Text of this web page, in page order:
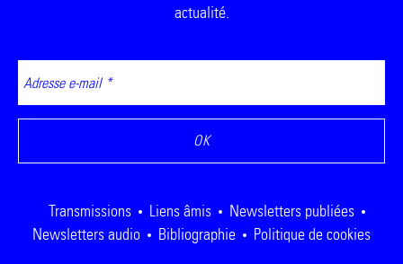
actualité.
Transmissions Liens âmis
Newsletters publiées
Newsletters audio
Bibliographie Politique de cookies